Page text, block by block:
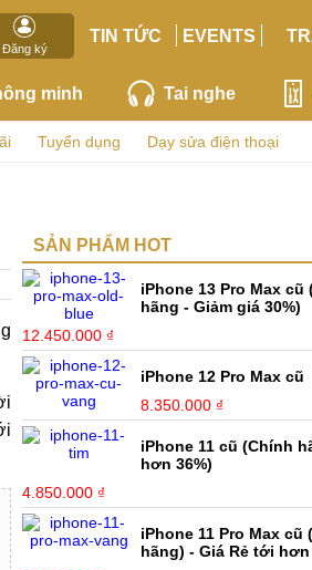
Đăng ký
TIN TỨC EVENTS
minh Tai nghe
Tuyển dụng Dạy sửa điện thoại
SẢN PHẨM HOT
iPhone 13 Pro Max cũ
hãng - Giảm giá 30%)
12.450.000 ₫
iPhone 12 Pro Max cũ
8.350.000 ₫
iPhone 11 cũ (Chính
hơn 36%)
4.850.000 ₫
iPhone 11 Pro Max cũ
hãng) - Giá Rẻ tới hơn